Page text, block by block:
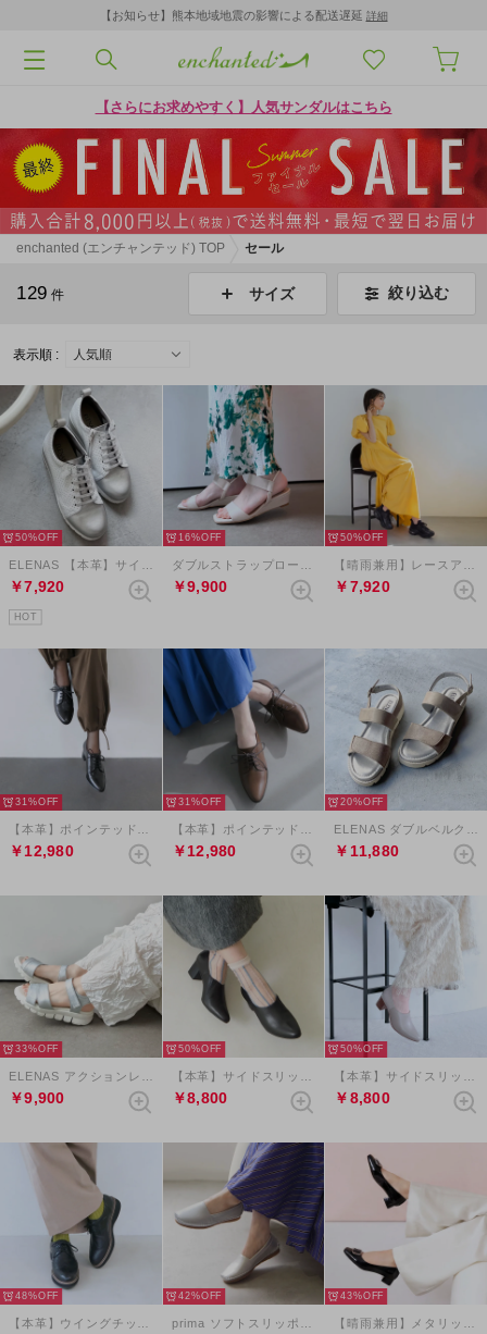
【お知らせ】熊本地域地震の影響による配送遅延 詳細
【さらにお求めやすく】人気サンダルはこちら
enchanted (エンチャンテッド) TOP セール
129 件 サイズ 絞り込む
表示順 :
50%
￥7,920
HOT
16%
￥9,900
50%
￥7,920
31%
￥12,980
31%
￥12,980
20%
￥11,880
33%
￥9,900
50%
￥8,800
50%
￥8,800
48% 42% 43%